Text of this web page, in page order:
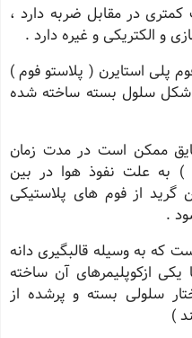
کمتری در مقابل ضربه دارد ،
و الکتریکی و غیره دارد .
فوم پلی استایرن ( پلاستو فوم )
شکل سلول بسته ساخته شده
ممکن است در مدت زمان
) به علت نفوذ هوا در بین
گرید از فوم های پلاستیکی
.
که به وسیله قالبگیری دانه
ازکوپلیمرهای آن ساخته
سلولی بسته و پرشده از